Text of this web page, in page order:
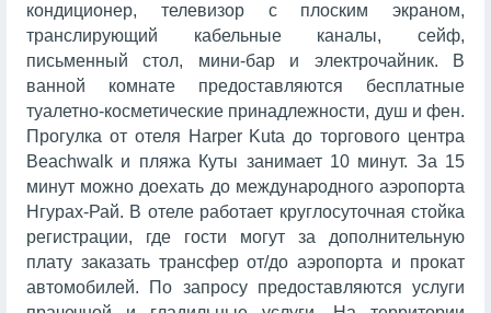
кондиционер, телевизор с плоским экраном,
транслирующий кабельные каналы, сейф,
письменный стол, мини-бар и электрочайник. В
ванной комнате предоставляются бесплатные
туалетно-косметические принадлежности, душ и фен.
Прогулка от отеля Harper Kuta до торгового центра
Beachwalk и пляжа Куты занимает 10 минут. За 15
минут можно доехать до международного аэропорта
Нгурах-Рай. В отеле работает круглосуточная стойка
регистрации, где гости могут за дополнительную
плату заказать трансфер от/до аэропорта и прокат
автомобилей. По запросу предоставляются услуги